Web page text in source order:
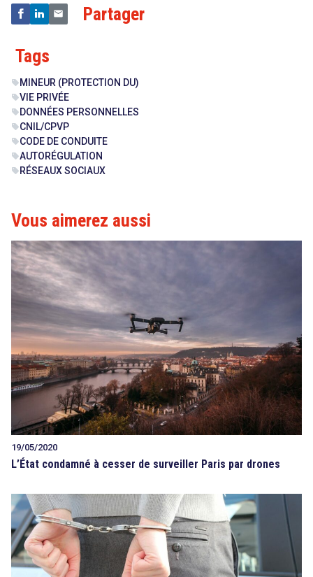
Partager
Tags
sell MINEUR (PROTECTION DU)
sellVIE PRIVÉE
sell DONNÉES PERSONNELLES
sellCNIL/CPVP
sellCODE DE CONDUITE
sellAUTORÉGULATION
sell RÉSEAUX SOCIAUX
Vous aimerez aussi
19/05/2020
L’État condamné à cesser de surveiller Paris par drones